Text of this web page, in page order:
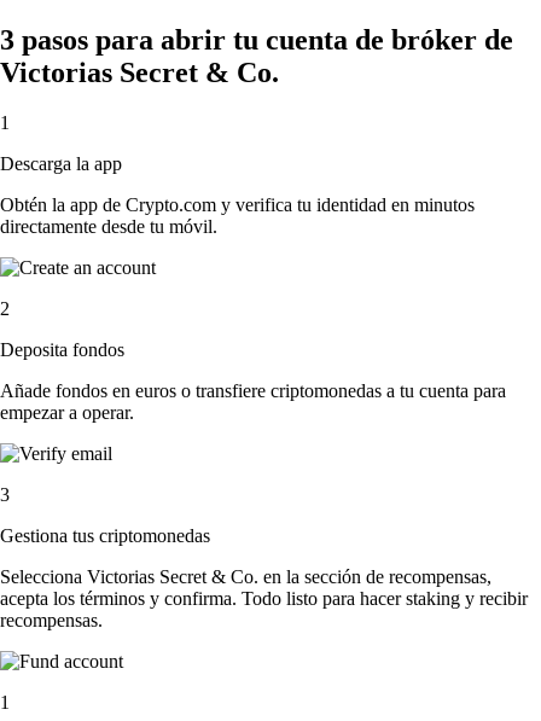
3 pasos para abrir tu cuenta de bróker de
Victorias Secret & Co.
1
Descarga la app
Obtén la app de Crypto.com y verifica tu identidad en minutos
directamente desde tu móvil.
2
Deposita fondos
Añade fondos en euros o transfiere criptomonedas a tu cuenta para
empezar a operar.
3
Gestiona tus criptomonedas
Selecciona Victorias Secret & Co. en la sección de recompensas,
acepta los términos y confirma. Todo listo para hacer staking y recibir
recompensas.
1